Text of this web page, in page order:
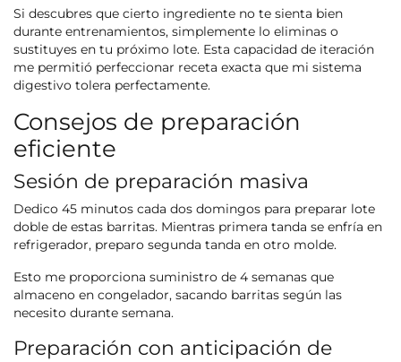
Si descubres que cierto ingrediente no te sienta bien
durante entrenamientos, simplemente lo eliminas o
sustituyes en tu próximo lote. Esta capacidad de iteración
me permitió perfeccionar receta exacta que mi sistema
digestivo tolera perfectamente.
Consejos de preparación
eficiente
Sesión de preparación masiva
Dedico 45 minutos cada dos domingos para preparar lote
doble de estas barritas. Mientras primera tanda se enfría en
refrigerador, preparo segunda tanda en otro molde.
Esto me proporciona suministro de 4 semanas que
almaceno en congelador, sacando barritas según las
necesito durante semana.
Preparación con anticipación de